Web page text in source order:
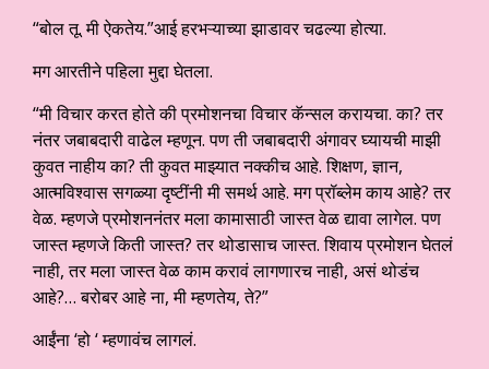
“बोल तू. मी ऐकतेय.”आई हरभऱ्याच्या झाडावर चढल्या होत्या.
मग आरतीने पहिला मुद्दा घेतला.
“मी विचार करत होते की प्रमोशनचा विचार कॅन्सल करायचा. का? तर
नंतर जबाबदारी वाढेल म्हणून. पण ती जबाबदारी अंगावर घ्यायची माझी
कुवत नाहीय का? ती कुवत माझ्यात नक्कीच आहे. शिक्षण, ज्ञान,
आत्मविश्वास सगळ्या दृष्टींनी मी समर्थ आहे. मग प्रॉब्लेम काय आहे? तर
वेळ. म्हणजे प्रमोशननंतर मला कामासाठी जास्त वेळ द्यावा लागेल. पण
जास्त म्हणजे किती जास्त? तर थोडासाच जास्त. शिवाय प्रमोशन घेतलं
नाही, तर मला जास्त वेळ काम करावं लागणारच नाही, असं थोडंच
आहे?… बरोबर आहे ना, मी म्हणतेय, ते?”
आईंना ‘हो ‘ म्हणावंच लागलं.